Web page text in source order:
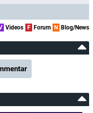
Videos F Forum N Blog/News